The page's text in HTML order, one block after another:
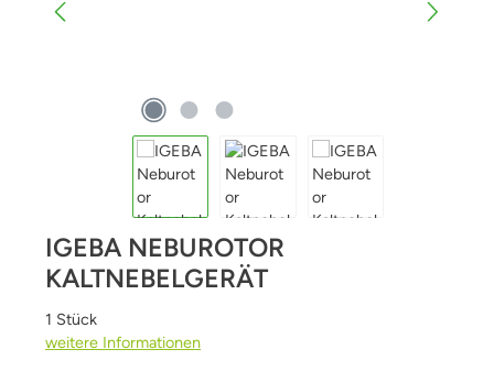
IGEBA NEBUROTOR
KALTNEBELGERÄT
1 Stück
weitere Informationen